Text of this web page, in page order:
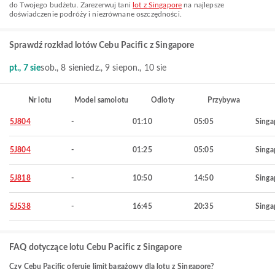
do Twojego budżetu. Zarezerwuj tani lot z Singapore na najlepsze
doświadczenie podróży i niezrównane oszczędności.
Sprawdź rozkład lotów Cebu Pacific z Singapore
pt., 7 siesob., 8 sieniedz., 9 siepon., 10 sie
Nr lotu Model samolotu Odloty Przybywa
5J804 - 01:10 05:05
5J804 - 01:25 05:05
5J818 - 10:50 14:50
5J538 - 16:45 20:35
FAQ dotyczące lotu Cebu Pacific z Singapore
Czy Cebu Pacific oferuje limit bagażowy dla lotu z Singapore?